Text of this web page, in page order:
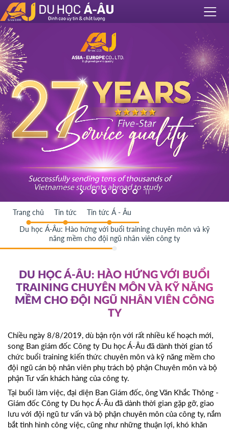
Trang chủ Tin tức Tin tức Á - Âu
Du học Á-Âu: Hào hứng với buổi training chuyên môn và kỹ
năng mềm cho đội ngũ nhân viên công ty
DU HỌC Á-ÂU: HÀO HỨNG VỚI BUỔI
TRAINING CHUYÊN MÔN VÀ KỸ NĂNG
MỀM CHO ĐỘI NGŨ NHÂN VIÊN CÔNG
TY
Chiều ngày 8/8/2019, dù bận rộn với rất nhiều kế hoạch mới,
song Ban giám đốc Công ty Du học Á-Âu đã dành thời gian tổ
chức buổi training kiến thức chuyên môn và kỹ năng mềm cho
đội ngũ cán bộ nhân viên phụ trách bộ phận Chuyên môn và bộ
phận Tư vấn khách hàng của công ty.
Tại buổi làm việc, đại diện Ban Giám đốc, ông Văn Khắc Thông -
Giám đốc Công ty Du học Á-Âu đã dành thời gian gặp gỡ, giao
lưu với đội ngũ tư vấn và bộ phận chuyên môn của công ty, nắm
bắt tình hình công việc, cũng như những thuận lợi, khó khăn